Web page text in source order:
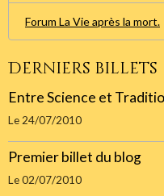
Forum La Vie après la mort.
Derniers billets
Entre Science et
Le 24/07/2010
Premier billet du blog
Le 02/07/2010